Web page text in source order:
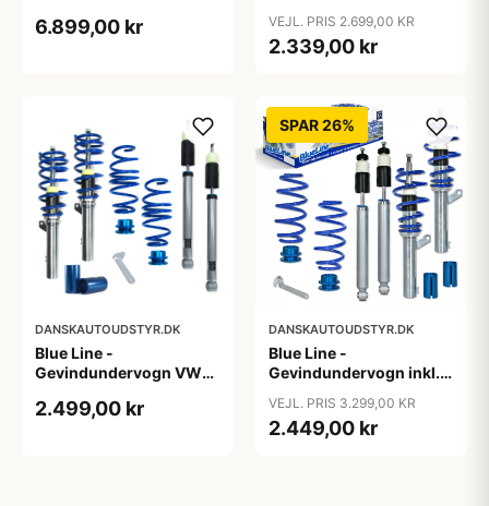
6.899,00 kr
TDI/2.0 TFSI/2.7/3.0
TDI/3.2 FSI, 2007-2011
VEJL. PRIS 2.699,00 KR
2.339,00 kr
DANSKAUTOUDSTYR.DK
Blue Line -
Gevindundervogn VW
2014- - Multi-link,
2.499,00 kr
SPAR 26%
DANSKAUTOUDSTYR.DK
Blue Line -
Gevindundervogn inkl.
1.4 TSi, 1.6, 2.0, 2.0T /
DSG, 1.9 TDi
VEJL. PRIS 3.299,00 KR
2.449,00 kr